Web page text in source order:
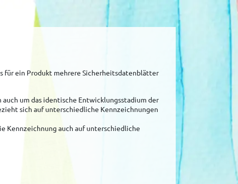
für ein Produkt mehrere Sicherheitsdatenblätter
um das identische Entwicklungsstadium der
sich auf unterschiedliche Kennzeichnungen
Kennzeichnung auch auf unterschiedliche